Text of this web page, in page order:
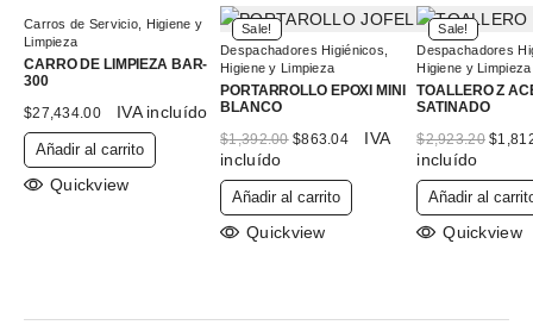
Carros de Servicio, Higiene y
Limpieza
CARRO DE LIMPIEZA BAR-
300
$27,434.00 IVA incluído
Añadir al carrito
Quickview
Sale!
Despachadores Higiénicos,
Higiene y Limpieza
PORTARROLLO EPOXI MINI
BLANCO
$1,392.00 El
$1,392.00.
$863.04El
es:
IVA
incluído
Añadir al carrito
Quickview
Sale!
Despachadores
Higiene y Limpieza
TOALLERO Z
SATINADO
$2,923.20 El
$
incluído
Añadir al
Quickview